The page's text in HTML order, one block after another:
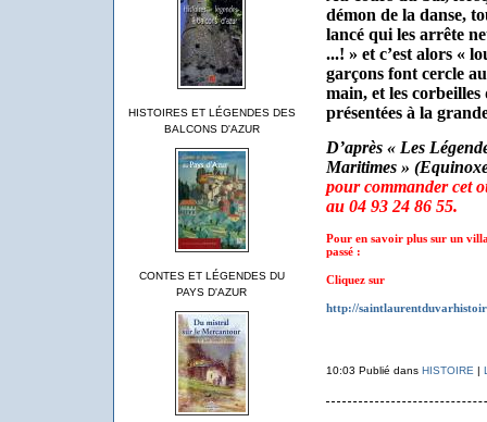
HISTOIRES ET LÉGENDES DES
BALCONS D'AZUR
CONTES ET LÉGENDES DU
PAYS D'AZUR
démon de la danse,
lancé qui les arrête
...! » et c’est alors «
garçons font cercle
main, et les
présentées à la
D’après « Les
Maritimes »
pour commander cet
au 04 93 24 86 55.
Pour en savoir plus sur un
passé :
Cliquez sur
http://
10:03 Publié dans HISTOIRE |